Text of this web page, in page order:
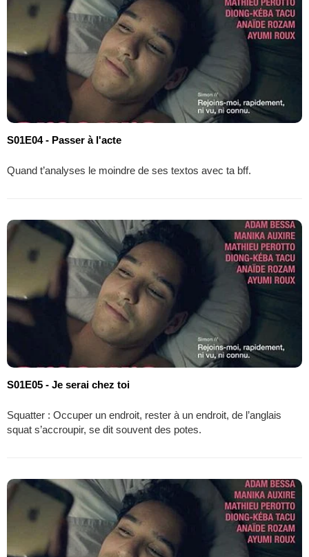
S01E04 - Passer à l'acte
Quand t’analyses le moindre de ses textos avec ta bff.
S01E05 - Je serai chez toi
Squatter : Occuper un endroit, rester à un endroit, de l’anglais
squat s’accroupir, se dit souvent des potes.